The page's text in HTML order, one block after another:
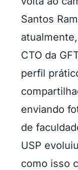
Santos
CTO da
perfil
enviando
de
USP
como isso